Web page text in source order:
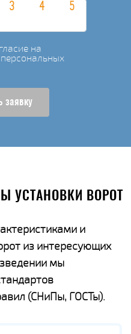
на
заявку
УСТАНОВКИ ВОРОТ
и
из интересующих
мы
(СНиПы, ГОСТы).